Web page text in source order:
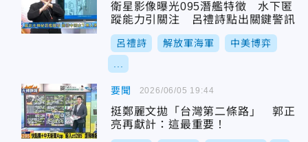
衛星影像曝光095潛艦特徵 水下匿
蹤能力引關注 呂禮詩點出關鍵警訊
呂禮詩 解放軍海軍 中美博弈
要聞
挺鄭麗文拋「台灣第二條路」 郭正
亮再獻計：這最重要！
2026/06/05 19:44